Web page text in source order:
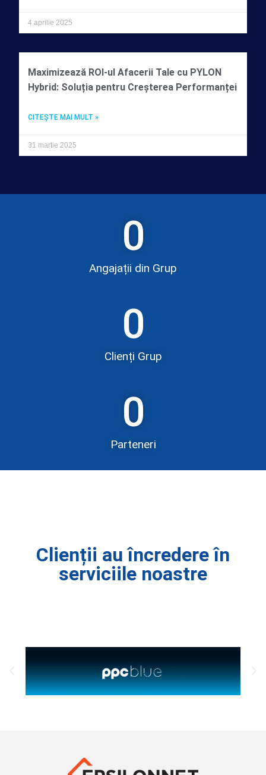
4 aprilie 2025
Maximizează ROI-ul Afacerii Tale cu PYLON
Hybrid: Soluția pentru Creșterea Performanței
CITEŞTE MAI MULT »
31 martie 2025
Angajații din Grup
0
Clienți Grup
0
Parteneri
0
Clienții au încredere în
serviciile noastre